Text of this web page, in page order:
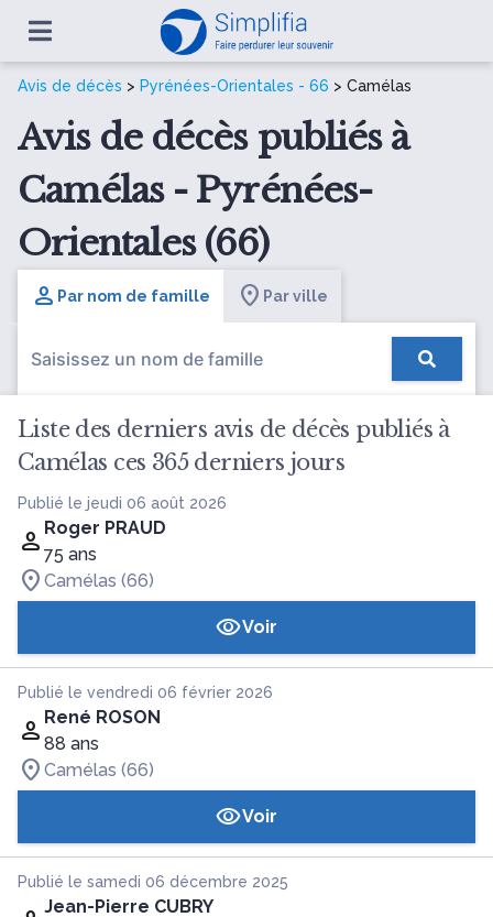
Avis de décès > Pyrénées-Orientales - 66 > Camélas
Avis de décès publiés à
Camélas - Pyrénées-
Orientales (66)
Par nom de famille Par ville
Liste des derniers avis de décès publiés à
Camélas ces 365 derniers jours
Publié le jeudi 06 août 2026
Roger PRAUD
75 ans
Camélas (66)
Voir
Publié le vendredi 06 février 2026
René ROSON
88 ans
Camélas (66)
Voir
Publié le samedi 06 décembre 2025
Jean-Pierre CUBRY